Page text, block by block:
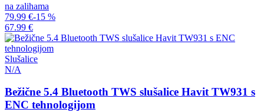
na zalihama
79.99 €-15 %
67.99 €
Slušalice
N/A
Bežične 5.4 Bluetooth TWS slušalice Havit TW931 s
ENC tehnologijom